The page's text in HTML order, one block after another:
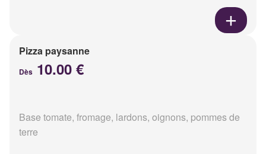
Pizza paysanne
Dès 10.00 €
Base tomate, fromage, lardons, oignons, pommes de
terre